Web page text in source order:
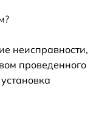
неисправности,
проведенного